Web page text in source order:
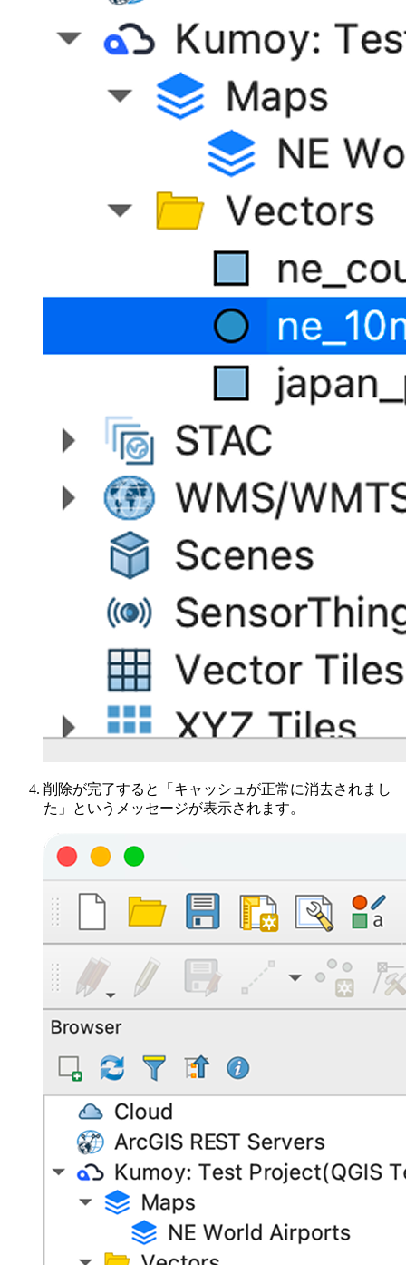
削除が完了すると「キャッシュが正常に消去されまし
た」というメッセージが表示されます。